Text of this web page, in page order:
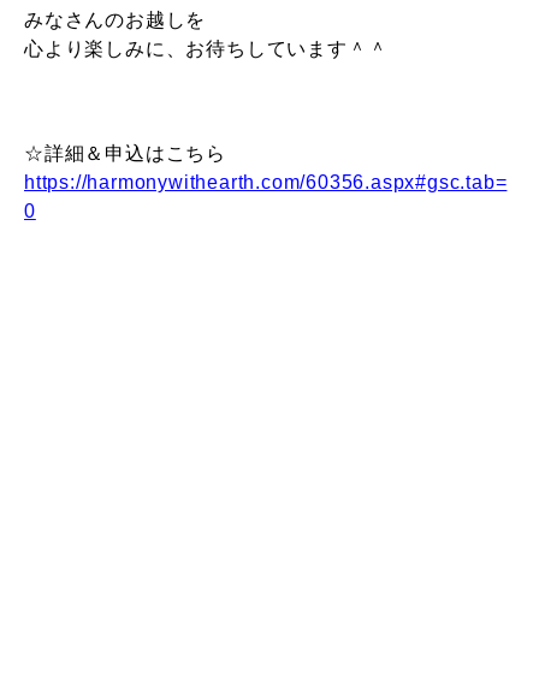
みなさんのお越しを
心より楽しみに、お待ちしています＾＾
☆詳細＆申込はこちら
https://harmonywithearth.com/60356.aspx#gsc.tab=
0